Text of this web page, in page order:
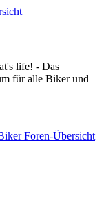
life! - Das
für alle Biker und
Foren-Übersicht